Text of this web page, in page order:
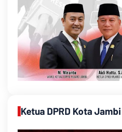
Ketua DPRD Kota Jambi